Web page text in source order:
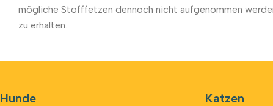
mögliche Stofffetzen dennoch nicht aufgenommen
zu erhalten.
Hunde Katzen